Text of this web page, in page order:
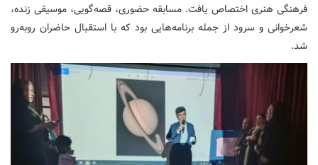
فرهنگی هنری اختصاص یافت. مسابقه حضوری، قصه‌گویی، موسیقی زنده،
شعرخوانی و سرود از جمله برنامه‌هایی بود که با استقبال حاضران روبه‌رو
شد.